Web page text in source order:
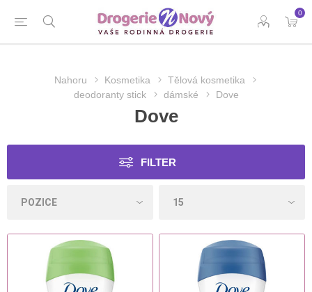
0
Nahoru Kosmetika
Tělová kosmetika
deodoranty stick
dámské Dove
Dove
FILTER